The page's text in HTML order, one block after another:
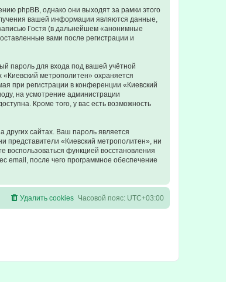
phpBB, однако они выходят за рамки этого
вашей информации являются данные,
Гостя (в дальнейшем «анонимные
вами после регистрации и
пароль для входа под вашей учётной
метрополитен» охраняется
при регистрации в конференции «Киевский
на усмотрение администрации
Кроме того, у вас есть возможность
сайтах. Ваш пароль является
представители «Киевский метрополитен», ни
воспользоваться функцией восстановления
email, после чего программное обеспечение
Часовой пояс: UTC+03:00
Удалить cookies